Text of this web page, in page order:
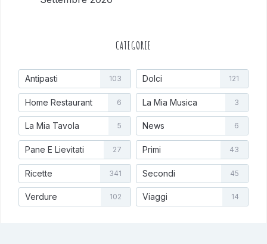
CATEGORIE
Antipasti 103 Dolci 121
Home Restaurant 6 La Mia Musica 3
La Mia Tavola 5 News 6
Pane E Lievitati 27 Primi 43
Ricette 341 Secondi 45
Verdure 102 Viaggi 14